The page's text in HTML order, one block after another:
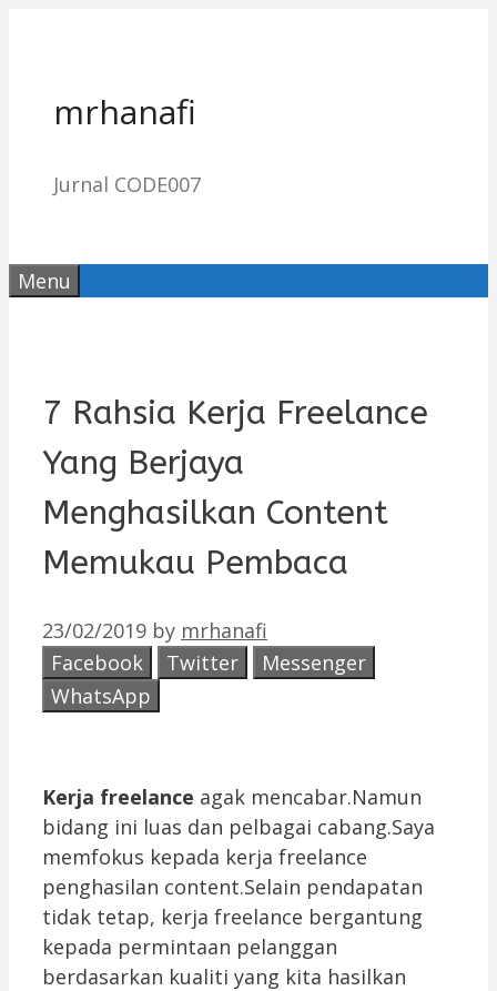
mrhanafi
Jurnal CODE007
Menu
7 Rahsia Kerja Freelance
Yang Berjaya
Menghasilkan Content
Memukau Pembaca
23/02/2019 by mrhanafi
Facebook
Twitter
Messenger
WhatsApp
Kerja freelance agak mencabar.Namun
bidang ini luas dan pelbagai cabang.Saya
memfokus kepada kerja freelance
penghasilan content.Selain pendapatan
tidak tetap, kerja freelance bergantung
kepada permintaan pelanggan
berdasarkan kualiti yang kita hasilkan